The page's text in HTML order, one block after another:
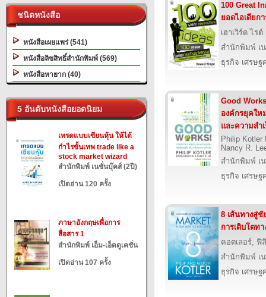
ชนิดหนังสือ
หนังสือเผยแพร่ (541)
หนังสือลิขสิทธิ์สำนักพิมพ์ (569)
หนังสือหายาก (40)
5 อันดับหนังสือยอดนิยม
เทรดแบบเซียนหุ้น ให้ได้
กำไรขั้นเทพ trade like a
stock market wizard
สำนักพิมพ์ เนชั่นบุ๊คส์ (2ปี)
เปิดอ่าน 120 ครั้ง
ภาษาอังกฤษเพื่อการ
สื่อสาร 1
สำนักพิมพ์ เอ็ม-เอ็ดดูเคชั่น
เปิดอ่าน 107 ครั้ง
100 Great
ยอดไอเดียก
เฮาเวิร์ด ไรต์
สำนักพิมพ์ เ
ธุรกิจ เศรษฐ
Good
องค์กรยุคให
และความสำ
Philip Kotler
Nancy R.
สำนักพิมพ์ เ
ธุรกิจ เศรษฐ
8 เส้นทางสู่ชั
การเติบโตท
คอตเลอร์, ฟิ
สำนักพิมพ์ เ
ธุรกิจ เศรษฐ